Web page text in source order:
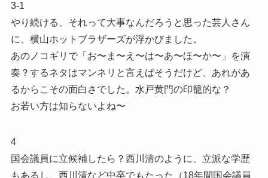
3-1
やり続ける、それって大事なんだろうと思った芸人さん
に、横山ホットブラザーズが浮かびました。
あのノコギリで「お〜ま〜え〜は〜あ〜ほ〜か〜」を演
奏？するネタはマンネリと言えばそうだけど、あれがあ
るからこその面白さでした。水戸黄門の印籠的な？
お若い方は知らないよね〜
4
国会議員に立候補したら？西川清のように、立派な学歴
もあるし、西川清など中卒でもたった（18年間国会議員